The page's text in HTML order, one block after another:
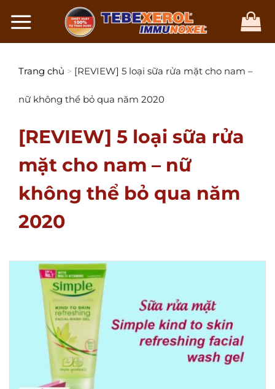
đến
Trang chủ > [REVIEW] 5 loại sữa rửa mặt cho nam –
nữ không thể bỏ qua năm 2020
[REVIEW] 5 loại sữa rửa
mặt cho nam – nữ
không thể bỏ qua năm
2020